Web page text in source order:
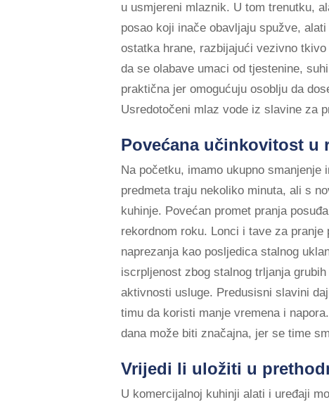
u usmjereni mlaznik. U tom trenutku,
posao koji inače obavljaju spužve,
ostatka hrane, razbijajući vezivno
da se olabave umaci od tjestenine,
praktična jer omogućuju osoblju da
Usredotočeni mlaz vode iz slavine za
Povećana učinkovitost u
Na početku, imamo ukupno
predmeta traju nekoliko minuta, ali s
kuhinje. Povećan promet pranja
rekordnom roku. Lonci i tave za
naprezanja kao posljedica stalnog
iscrpljenost zbog stalnog trljanja
aktivnosti usluge. Predusisni slavini
timu da koristi manje vremena i
dana može biti značajna, jer se time
Vrijedi li uložiti u
U komercijalnoj kuhinji alati i uređaji